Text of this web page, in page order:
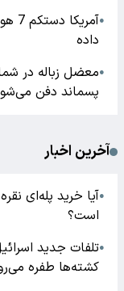
●
داده
●معضل زباله در
پسماند دفن
آخرین اخبار
●آیا خرید پله‌ای
است؟
●تلفات جدید
کشته‌ها طفره